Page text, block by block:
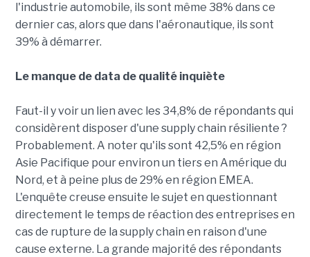
l'industrie automobile, ils sont même 38% dans ce
dernier cas, alors que dans l'aéronautique, ils sont
39% à démarrer.
Le manque de data de qualité inquiète
Faut-il y voir un lien avec les 34,8% de répondants qui
considèrent disposer d'une supply chain résiliente ?
Probablement. A noter qu'ils sont 42,5% en région
Asie Pacifique pour environ un tiers en Amérique du
Nord, et à peine plus de 29% en région EMEA.
L'enquête creuse ensuite le sujet en questionnant
directement le temps de réaction des entreprises en
cas de rupture de la supply chain en raison d'une
cause externe. La grande majorité des répondants